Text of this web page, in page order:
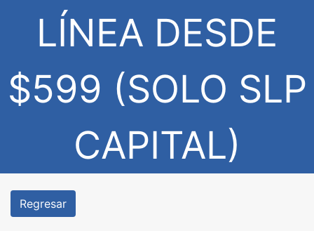
LÍNEA DESDE
$599 (SOLO SLP
CAPITAL)
Regresar